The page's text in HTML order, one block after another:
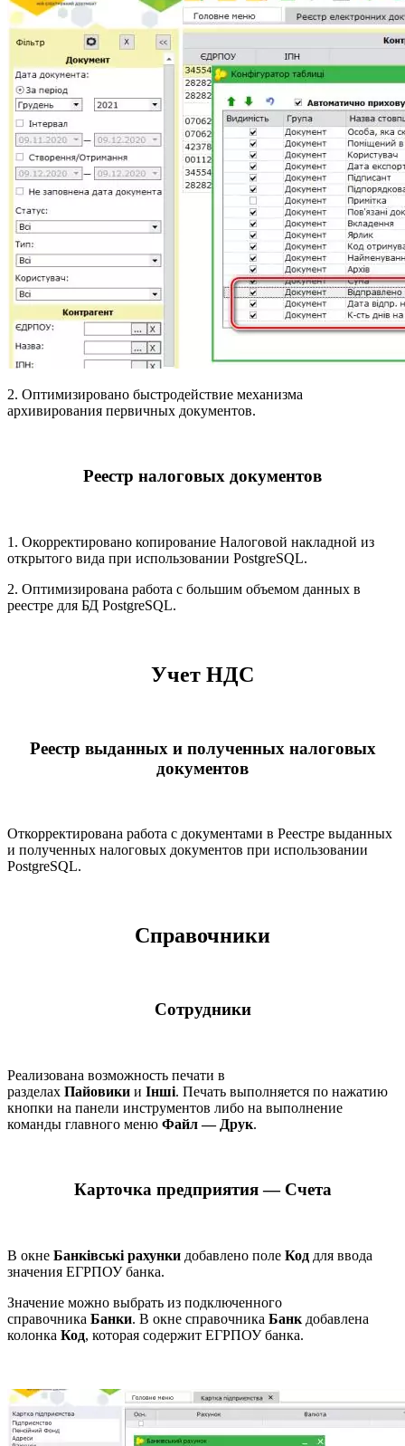
2. Оптимизировано быстродействие механизма
архивирования первичных документов.
Реестр налоговых документов
1. Окорректировано копирование Налоговой накладной из
открытого вида при использовании PostgreSQL.
2. Оптимизирована работа с большим объемом данных в
реестре для БД PostgreSQL.
Учет НДС
Реестр выданных и полученных налоговых
документов
Откорректирована работа с документами в Реестре выданных
и полученных налоговых документов при использовании
PostgreSQL.
Справочники
Сотрудники
Реализована возможность печати в
разделах Пайовики и Інші. Печать выполняется по нажатию
кнопки на панели инструментов либо на выполнение
команды главного меню Файл — Друк.
Карточка предприятия — Счета
В окне Банківські рахунки добавлено поле Код для ввода
значения ЕГРПОУ банка.
Значение можно выбрать из подключенного
справочника Банки. В окне справочника Банк добавлена
колонка Код, которая содержит ЕГРПОУ банка.